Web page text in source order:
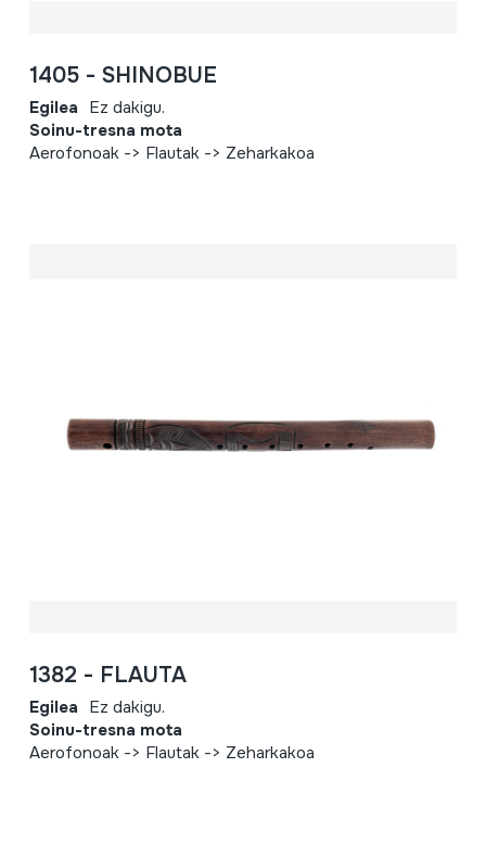
1405 - SHINOBUE
Egilea Ez dakigu.
Soinu-tresna mota
Aerofonoak -> Flautak -> Zeharkakoa
1382 - FLAUTA
Egilea Ez dakigu.
Soinu-tresna mota
Aerofonoak -> Flautak -> Zeharkakoa